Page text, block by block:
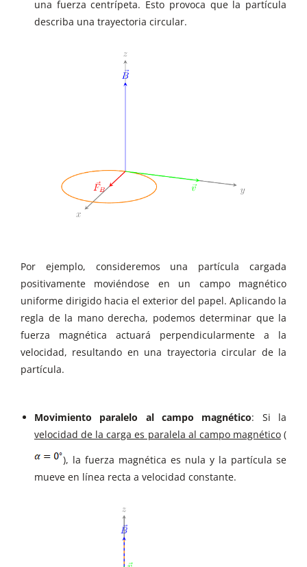
una fuerza centrípeta. Esto provoca que la partícula
describa una trayectoria circular.
Por ejemplo, consideremos una partícula cargada
positivamente moviéndose en un campo magnético
uniforme dirigido hacia el exterior del papel. Aplicando la
regla de la mano derecha, podemos determinar que la
fuerza magnética actuará perpendicularmente a la
velocidad, resultando en una trayectoria circular de la
partícula.
Movimiento paralelo al campo magnético: Si la
velocidad de la carga es paralela al campo magnético(
), la fuerza magnética es nula y la partícula se
mueve en línea recta a velocidad constante.